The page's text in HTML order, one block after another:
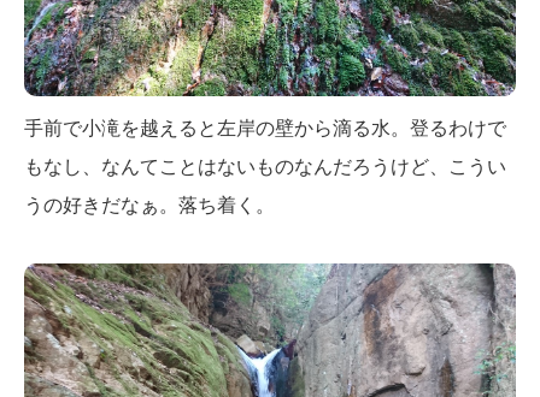
手前で小滝を越えると左岸の壁から滴る水。登るわけで
もなし、なんてことはないものなんだろうけど、こうい
うの好きだなぁ。落ち着く。